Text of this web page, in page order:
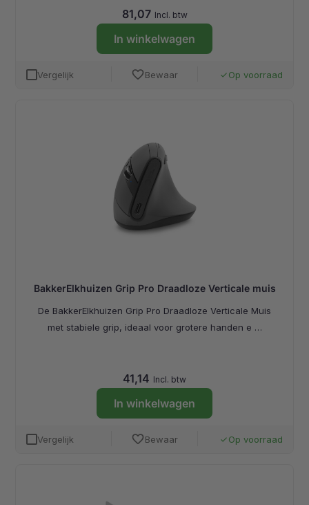
81,07 Incl. btw
In winkelwagen
Vergelijk favoriteBewaar done Op voorraad
BakkerElkhuizen Grip Pro Draadloze Verticale muis
De BakkerElkhuizen Grip Pro Draadloze Verticale Muis
met stabiele grip, ideaal voor grotere handen e …
41,14 Incl. btw
In winkelwagen
Vergelijk favoriteBewaar done Op voorraad